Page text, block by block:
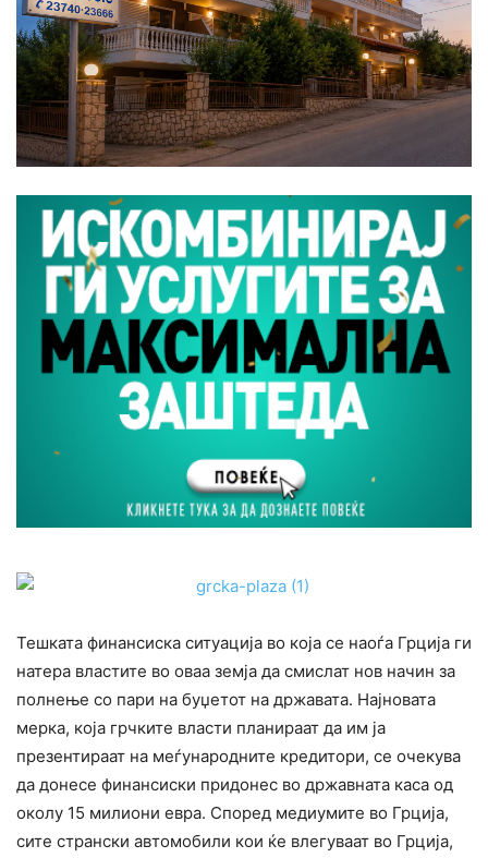
Тешката финансиска ситуација во која се наоѓа Грција ги
натера властите во оваа земја да смислат нов начин за
полнење со пари на буџетот на државата. Најновата
мерка, која грчките власти планираат да им ја
презентираат на меѓународните кредитори, се очекува
да донесе финансиски придонес во државната каса од
околу 15 милиони евра. Според медиумите во Грција,
сите странски автомобили кои ќе влегуваат во Грција,